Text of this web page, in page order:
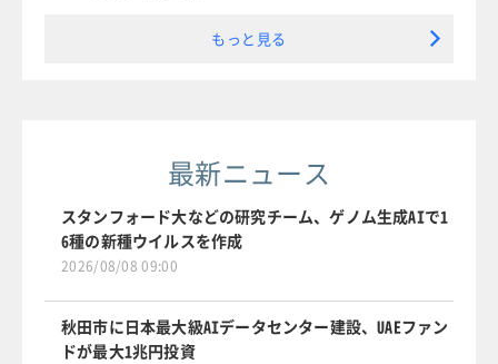
もっと見る
最新ニュース
スタンフォード大などの研究チーム、ゲノム生成AIで1
6種の新種ウイルスを作成
2026/08/08 09:00
秋田市に日本最大級AIデータセンター建設、UAEファン
ドが最大1兆円投資